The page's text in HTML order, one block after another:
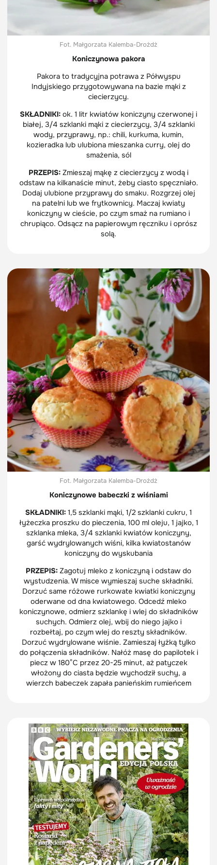
Fot. Małgorzata Kalemba-Drożdż
Koniczynowa pakora
Pakora to tradycyjna potrawa z Półwyspu
Indyjskiego przygotowywana na bazie mąki z
ciecierzycy.
SKŁADNIKI: ok. 1 litr kwiatów koniczyny czerwonej i
białej, 3/4 szklanki mąki z ciecierzycy, 3/4 szklanki
wody, przyprawy, np.: chili, kurkuma, kumin,
kozieradka lub ulubiona mieszanka curry, olej do
smażenia, sól
PRZEPIS: Zmieszaj mąkę z ciecierzycy z wodą i
odstaw na kilkanaście minut, żeby ciasto spęczniało.
Dodaj ulubione przyprawy do smaku. Rozgrzej olej
na patelni lub we frytkownicy. Maczaj kwiaty
koniczyny w cieście, po czym smaż na rumiano i
chrupiąco. Odsącz na papierowym ręczniku i oprósz
solą.
Fot. Małgorzata Kalemba-Drożdż
Koniczynowe babeczki z wiśniami
SKŁADNIKI: 1,5 szklanki mąki, 1/2 szklanki cukru, 1
łyżeczka proszku do pieczenia, 100 ml oleju, 1 jajko, 1
szklanka mleka, 3/4 szklanki kwiatów koniczyny,
garść wydrylowanych wiśni, kilka kwiatostanów
koniczyny do wyskubania
PRZEPIS: Zagotuj mleko z koniczyną i odstaw do
wystudzenia. W misce wymieszaj suche składniki.
Dorzuć same różowe rurkowate kwiatki koniczyny
oderwane od dna kwiatowego. Odcedź mleko
koniczynowe, odmierz szklankę i wlej do składników
suchych. Odmierz olej, wbij do niego jajko i
rozbełtaj, po czym wlej do reszty składników.
Dorzuć wydrylowane wiśnie. Zamieszaj łyżką tylko
do połączenia składników. Nałóż masę do papilotek i
piecz w 180°C przez 20-25 minut, aż patyczek
włożony do ciasta będzie wychodził suchy, a
wierzch babeczek zapała panieńskim rumieńcem